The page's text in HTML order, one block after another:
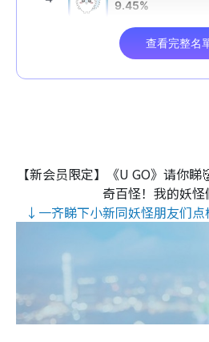
【新会员限定】《U GO》请你
奇百怪！我的妖怪
↓一齐睇下小新同妖怪朋友们